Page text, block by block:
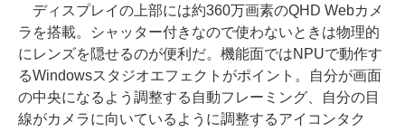
ディスプレイの上部には約360万画素のQHD Webカメ
ラを搭載。シャッター付きなので使わないときは物理的
にレンズを隠せるのが便利だ。機能面ではNPUで動作す
るWindowsスタジオエフェクトがポイント。自分が画面
の中央になるよう調整する自動フレーミング、自分の目
線がカメラに向いているように調整するアイコンタク